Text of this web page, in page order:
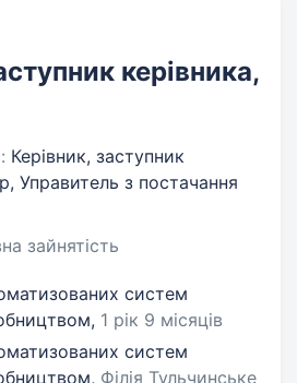
керівника,
Керівник, заступник
Управитель з постачання
зайнятість
систем
1 рік 9 місяців
систем
Філія Тульчинське